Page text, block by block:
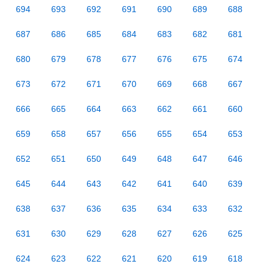
694 693 692 691 690 689 688
687 686 685 684 683 682 681
680 679 678 677 676 675 674
673 672 671 670 669 668 667
666 665 664 663 662 661 660
659 658 657 656 655 654 653
652 651 650 649 648 647 646
645 644 643 642 641 640 639
638 637 636 635 634 633 632
631 630 629 628 627 626 625
624 623 622 621 620 619 618